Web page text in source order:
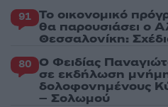
91 Το οικονομικό
θα παρουσιάσει ο
Θεσσαλονίκη:
80 Ο Φειδίας
σε εκδήλωση
δολοφονημένους
– Σολωμού